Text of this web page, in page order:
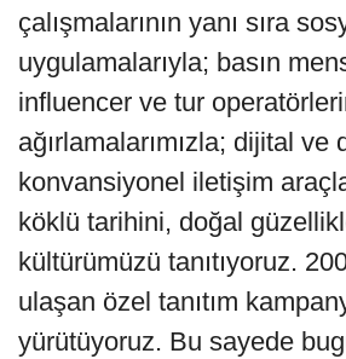
çalışmalarının yanı sıra
uygulamalarıyla; basın
influencer ve tur
ağırlamalarımızla; dijital ve
konvansiyonel iletişim
köklü tarihini, doğal
kültürümüzü tanıtıyoruz.
ulaşan özel tanıtım
yürütüyoruz. Bu sayede